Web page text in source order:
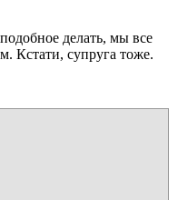
делать, мы все
Кстати, супруга тоже.